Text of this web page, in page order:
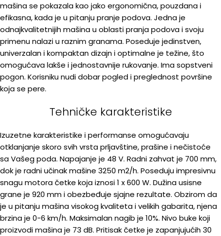
mašina se pokazala kao jako ergonomična, pouzdana i
efikasna, kada je u pitanju pranje podova. Jedna je
odnajkvalitetnijih mašina u oblasti pranja podova i svoju
primenu nalazi u raznim granama. Poseduje jedinstven,
univerzalan i kompaktan dizajn i optimalne je težine, što
omogućava lakše i jednostavnije rukovanje. Ima sopstveni
pogon. Korisniku nudi dobar pogled i preglednost površine
koja se pere.
Tehničke karakteristike
Izuzetne karakteristike i performanse omogućavaju
otklanjanje skoro svih vrsta prljavštine, prašine i nečistoće
sa Vašeg poda. Napajanje je 48 V. Radni zahvat je 700 mm,
dok je radni učinak mašine 3250 m2/h. Poseduju impresivnu
snagu motora četke koja iznosi 1 x 600 W. Dužina usisne
grane je 920 mm i obezbeđuje sjajne rezultate. Obzirom da
je u pitanju mašina visokog kvaliteta i velikih gabarita, njena
brzina je 0-6 km/h. Maksimalan nagib je 10%. Nivo buke koji
proizvodi mašina je 73 dB. Pritisak četke je zapanjujućih 30